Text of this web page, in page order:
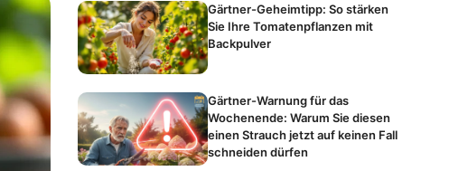
Gärtner-Geheimtipp: So stärken
Sie Ihre Tomatenpflanzen mit
Backpulver
Gärtner-Warnung für das
Wochenende: Warum Sie diesen
einen Strauch jetzt auf keinen Fall
schneiden dürfen